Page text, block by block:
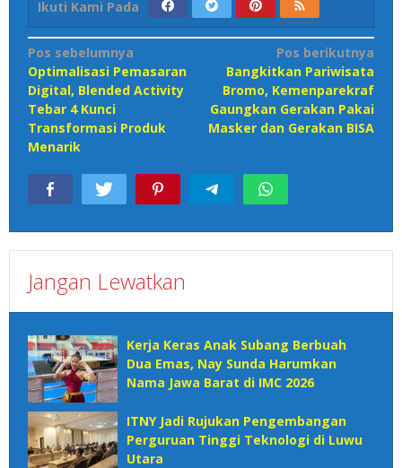
Ikuti Kami Pada
Navigasi
pos
Pos sebelumnya
Optimalisasi Pemasaran
Digital, Blended Activity
Tebar 4 Kunci
Transformasi Produk
Menarik
Pos berikutnya
Bangkitkan Pariwisata
Bromo, Kemenparekraf
Gaungkan Gerakan Pakai
Masker dan Gerakan BISA
Jangan Lewatkan
Kerja Keras Anak Subang Berbuah
Dua Emas, Nay Sunda Harumkan
Nama Jawa Barat di IMC 2026
ITNY Jadi Rujukan Pengembangan
Perguruan Tinggi Teknologi di Luwu
Utara